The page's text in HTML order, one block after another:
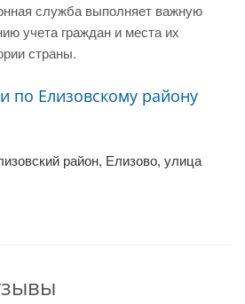
служба выполняет важную
учета граждан и места их
страны.
Елизовскому району
район, Елизово, улица